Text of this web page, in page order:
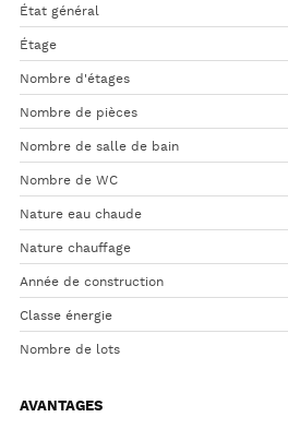
État général
Étage
Nombre d'étages
Nombre de pièces
Nombre de salle de bain
Nombre de WC
Nature eau chaude
Nature chauffage
Année de construction
Classe énergie
Nombre de lots
AVANTAGES